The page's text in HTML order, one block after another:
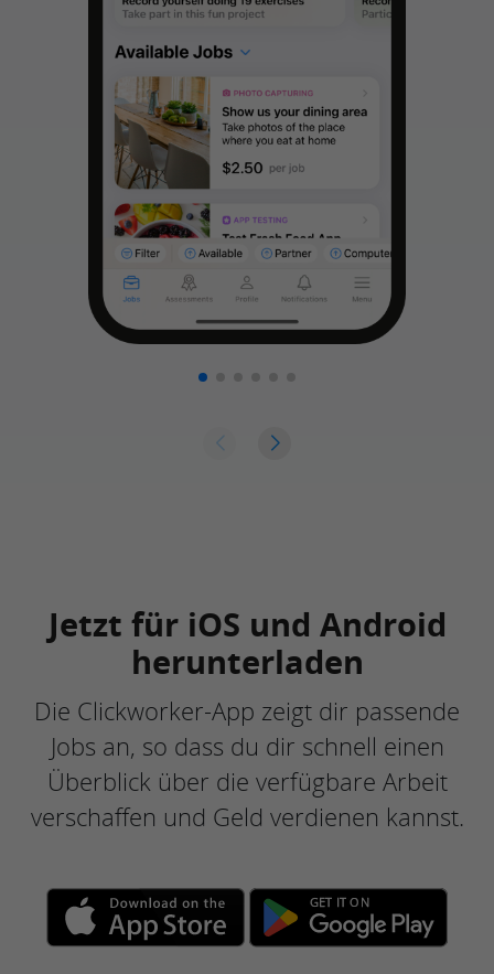
Jetzt für iOS und Android
herunterladen
Die Clickworker-App zeigt dir passende
Jobs an, so dass du dir schnell einen
Überblick über die verfügbare Arbeit
verschaffen und Geld verdienen kannst.